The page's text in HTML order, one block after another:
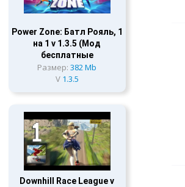
Power Zone: Батл Рояль, 1
на 1 v 1.3.5 (Мод
бесплатные
Размер: 382 Mb
V1.3.5
Downhill Race League v